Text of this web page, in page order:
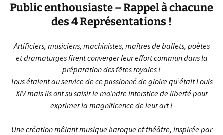
Public enthousiaste – Rappel à chacune
des 4 Représentations !
Artificiers, musiciens, machinistes, maîtres de ballets, poètes
et dramaturges firent converger leur effort commun dans la
préparation des fêtes royales !
Tous étaient au service de ce passionné de gloire qu’était Louis
XIV mais ils ont su saisir le moindre interstice de liberté pour
exprimer la magnificence de leur art !
Une création mêlant musique baroque et théâtre, inspirée par